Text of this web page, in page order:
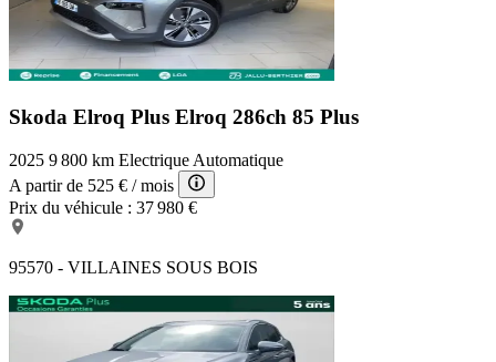
Skoda Elroq Plus Elroq 286ch 85 Plus
2025 9 800 km Electrique Automatique
A partir de 525 € / mois
Prix du véhicule : 37 980 €
95570 - VILLAINES SOUS BOIS